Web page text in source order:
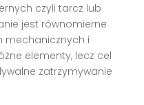
czyli tarcz lub
jest równomierne
mechanicznych i
elementy, lecz cel
zatrzymywanie